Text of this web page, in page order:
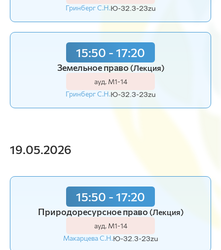
Гринберг С.Н.Ю-32.3-23zu
15:50 - 17:20
Земельное право (Лекция)
ауд. М1-14
Гринберг С.Н.Ю-32.3-23zu
19.05.2026
15:50 - 17:20
Природоресурсное право (Лекция)
ауд. М1-14
Макарцева С.Н.Ю-32.3-23zu